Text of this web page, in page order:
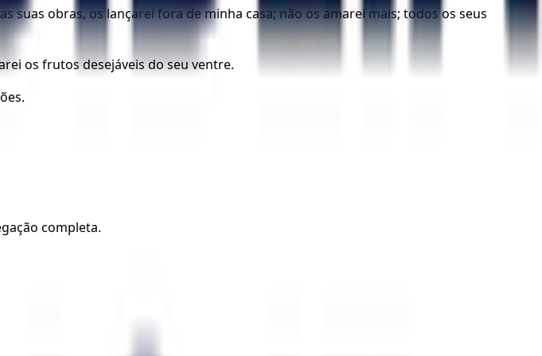
suas obras, os lançarei fora de minha casa; não os amarei mais; todos os seus
os frutos desejáveis do seu ventre.
completa.